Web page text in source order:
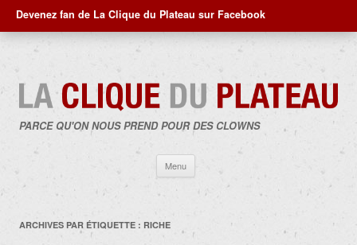
Devenez fan de La Clique du Plateau sur Facebook
PARCE QU'ON NOUS PREND POUR DES CLOWNS
Menu
contenu
ARCHIVES PAR ÉTIQUETTE : RICHE